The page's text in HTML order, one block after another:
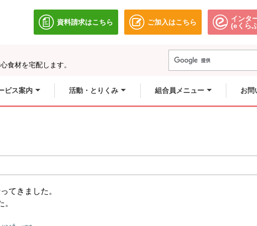
ウで開きます。
資料請求はこちら
別のウィンドウで開きます。ご加入はこちら
別のウィンドウで開きます。
インタ
(eくら
食材を宅配します。
ビス案内 活動・とりくみ 組合員メニュー お問
てきました。